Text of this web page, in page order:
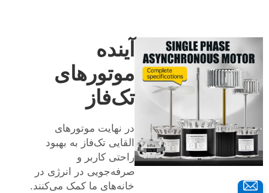
آینده
موتورهای
تک‌فاز
در نهایت موتورهای
القایی تک‌فاز به بهبود
راحتی کاربر و
صرفه‌جویی در انرژی در
خانه‌های ما کمک می‌کنند.